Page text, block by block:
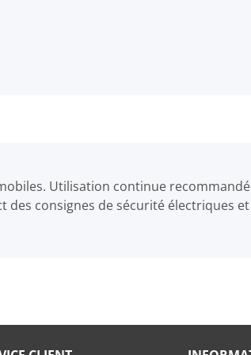
Utilisation continue
des consignes de sécurité électriques et